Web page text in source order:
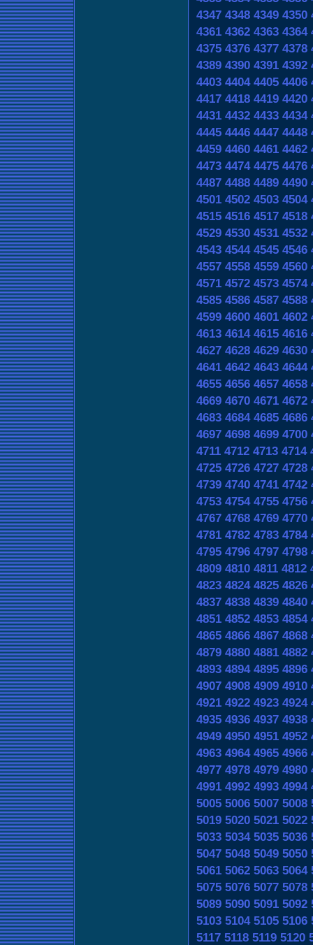
4347 4348 4349 4350
4361 4362 4363 4364
4375 4376 4377 4378
4389 4390 4391 4392
4403 4404 4405 4406
4417 4418 4419 4420
4431 4432 4433 4434
4445 4446 4447 4448
4459 4460 4461 4462
4473 4474 4475 4476
4487 4488 4489 4490
4501 4502 4503 4504
4515 4516 4517 4518
4529 4530 4531 4532
4543 4544 4545 4546
4557 4558 4559 4560
4571 4572 4573 4574
4585 4586 4587 4588
4599 4600 4601 4602
4613 4614 4615 4616
4627 4628 4629 4630
4641 4642 4643 4644
4655 4656 4657 4658
4669 4670 4671 4672
4683 4684 4685 4686
4697 4698 4699 4700
4711 4712 4713 4714
4725 4726 4727 4728
4739 4740 4741 4742
4753 4754 4755 4756
4767 4768 4769 4770
4781 4782 4783 4784
4795 4796 4797 4798
4809 4810 4811 4812
4823 4824 4825 4826
4837 4838 4839 4840
4851 4852 4853 4854
4865 4866 4867 4868
4879 4880 4881 4882
4893 4894 4895 4896
4907 4908 4909 4910
4921 4922 4923 4924
4935 4936 4937 4938
4949 4950 4951 4952
4963 4964 4965 4966
4977 4978 4979 4980
4991 4992 4993 4994
5005 5006 5007 5008
5019 5020 5021 5022
5033 5034 5035 5036
5047 5048 5049 5050
5061 5062 5063 5064
5075 5076 5077 5078
5089 5090 5091 5092
5103 5104 5105 5106
5117 5118 5119 5120